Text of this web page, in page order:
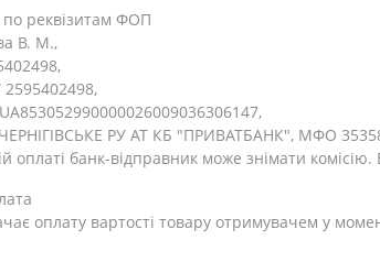
реквізитам ФОП
В. М.,
РУ АТ КБ "ПРИВАТБАНК", МФО
оплаті банк-відправник може знімати
оплату вартості товару отримувачем у